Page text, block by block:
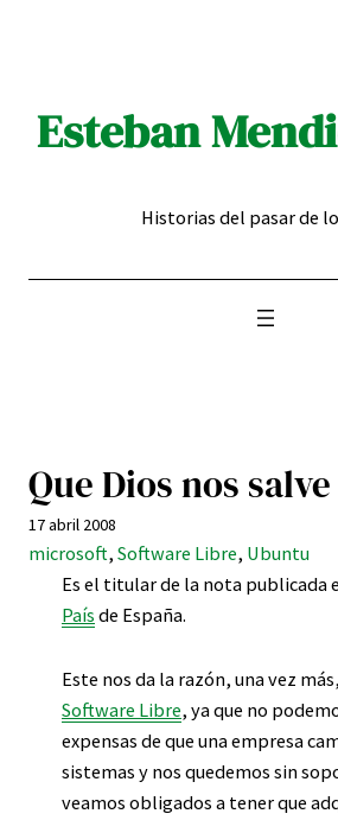
Esteban
Historias del pasar de
Que Dios nos
17 abril 2008
microsoft, Software Libre, Ubuntu
Es el titular de la nota publicada
País de España.
Este nos da la razón, una vez
Software Libre, ya que no
expensas de que una empresa
sistemas y nos quedemos sin
veamos obligados a tener que